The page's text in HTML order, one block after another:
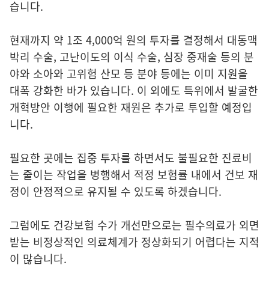
습니다.
현재까지 약 1조 4,000억 원의 투자를 결정해서 대동맥
박리 수술, 고난이도의 이식 수술, 심장 중재술 등의 분
야와 소아와 고위험 산모 등 분야 등에는 이미 지원을
대폭 강화한 바가 있습니다. 이 외에도 특위에서 발굴한
개혁방안 이행에 필요한 재원은 추가로 투입할 예정입
니다.
필요한 곳에는 집중 투자를 하면서도 불필요한 진료비
는 줄이는 작업을 병행해서 적정 보험률 내에서 건보 재
정이 안정적으로 유지될 수 있도록 하겠습니다.
그럼에도 건강보험 수가 개선만으로는 필수의료가 외면
받는 비정상적인 의료체계가 정상화되기 어렵다는 지적
이 많습니다.